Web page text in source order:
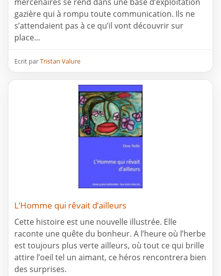
gazière qui à rompu toute communication. Ils ne
s’attendaient pas à ce qu’il vont découvrir sur
place...
Ecrit parTristan Valure
L’Homme qui rêvait d’ailleurs
Cette histoire est une nouvelle illustrée. Elle
raconte une quête du bonheur. A l’heure où l’herbe
est toujours plus verte ailleurs, où tout ce qui brille
attire l’oeil tel un aimant, ce héros rencontrera bien
des surprises.